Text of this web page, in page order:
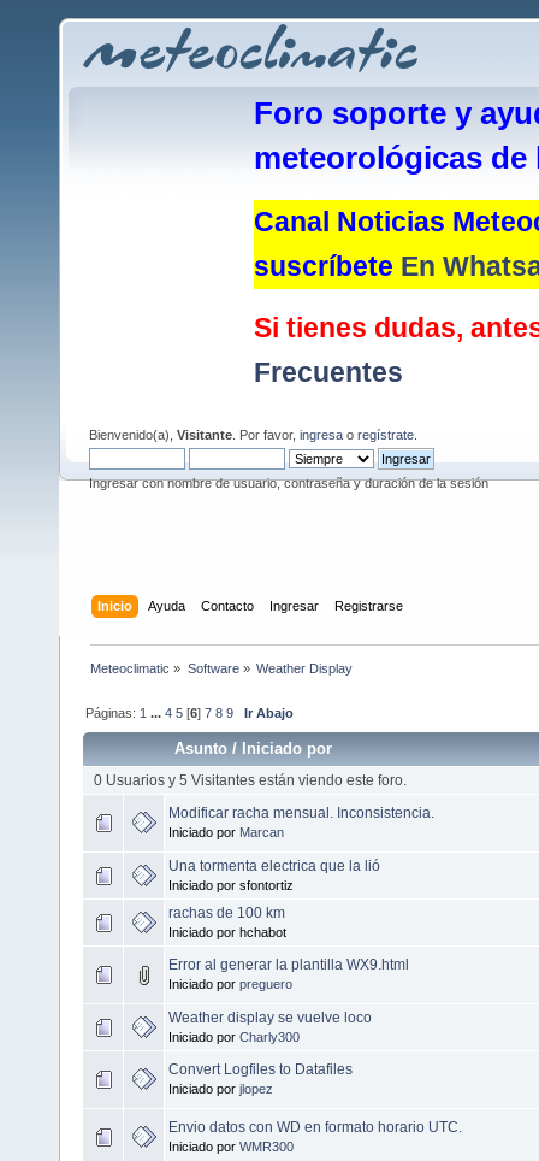
Foro soporte y
meteorológicas de
Canal Noticias
suscríbete En
Si tienes dudas,
Frecuentes
Bienvenido(a), Visitante . Por favor, ingresa o regístrate
Ingresar con nombre de usuario, contraseña y duración de la sesión
Inicio Ayuda Contacto Ingresar Registrarse
Meteoclimatic » Software» Weather Display
Páginas: 1 ...4 5 [6]7 8 9 Ir Abajo
Asunto /Iniciado por
0 Usuarios y 5 Visitantes están viendo este foro.
Modificar racha mensual. Inconsistencia.
Iniciado por Marcan
Una tormenta electrica que la lió
Iniciado por sfontortiz
rachas de 100 km
Iniciado por hchabot
Error al generar la plantilla WX9.html
Iniciado por preguero
Weather display se vuelve loco
Iniciado por Charly300
Convert Logfiles to Datafiles
Iniciado por jlopez
Envio datos con WD en formato horario UTC.
Iniciado por WMR300